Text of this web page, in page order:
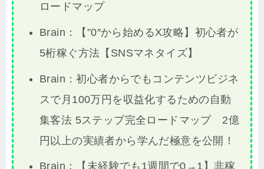
ロードマップ
Brain：【”0″から始めるX攻略】初心者が
5桁稼ぐ方法【SNSマネタイズ】
Brain：初心者からでもコンテンツビジネ
スで月100万円を収益化するための自動
集客法 5ステップ完全ロードマップ 2億
円以上の実績者から学んだ極意を公開！
Brain：【未経験でも1週間で0→1】非稼